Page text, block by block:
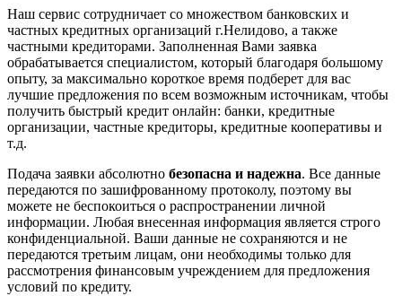
Наш сервис сотрудничает со множеством банковских и
частных кредитных организаций г.Нелидово, а также
частными кредиторами. Заполненная Вами заявка
обрабатывается специалистом, который благодаря большому
опыту, за максимально короткое время подберет для вас
лучшие предложения по всем возможным источникам, чтобы
получить быстрый кредит онлайн: банки, кредитные
организации, частные кредиторы, кредитные кооперативы и
т.д.
Подача заявки абсолютно безопасна и надежна. Все данные
передаются по зашифрованному протоколу, поэтому вы
можете не беспокоиться о распространении личной
информации. Любая внесенная информация является строго
конфиденциальной. Ваши данные не сохраняются и не
передаются третьим лицам, они необходимы только для
рассмотрения финансовым учреждением для предложения
условий по кредиту.